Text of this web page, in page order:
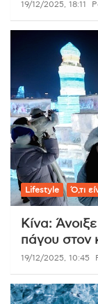
19/12/2025, 18:11
Lifestyle Ό,τι
Κίνα:
πάγου στον
19/12/2025, 10:45